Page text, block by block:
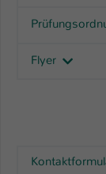
Flyer